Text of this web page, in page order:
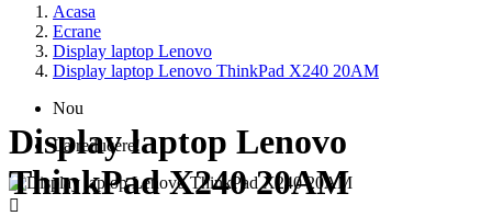
Acasa
Ecrane
Display laptop Lenovo
Display laptop Lenovo ThinkPad X240 20AM
Nou
La reducere!

Display laptop Lenovo
ThinkPad X240 20AM